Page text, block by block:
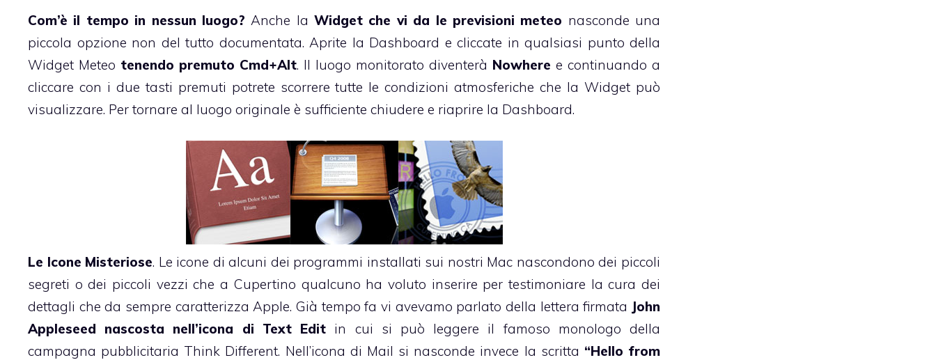
Com’è il tempo in nessun luogo? Anche la Widget che vi da le previsioni meteo nasconde una
piccola opzione non del tutto documentata. Aprite la Dashboard e cliccate in qualsiasi punto della
Widget Meteo tenendo premuto Cmd+Alt. Il luogo monitorato diventerà Nowhere e continuando a
cliccare con i due tasti premuti potrete scorrere tutte le condizioni atmosferiche che la Widget può
visualizzare. Per tornare al luogo originale è sufficiente chiudere e riaprire la Dashboard.
Le Icone Misteriose. Le icone di alcuni dei programmi installati sui nostri Mac nascondono dei piccoli
segreti o dei piccoli vezzi che a Cupertino qualcuno ha voluto inserire per testimoniare la cura dei
dettagli che da sempre caratterizza Apple. Già tempo fa vi avevamo parlato della lettera firmata John
Appleseed nascosta nell’icona di Text Edit in cui si può leggere il famoso monologo della
campagna pubblicitaria Think Different. Nell’icona di Mail si nasconde invece la scritta “Hello from